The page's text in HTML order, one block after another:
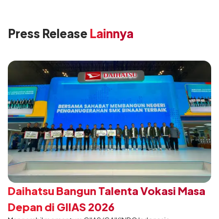
Press Release Lainnya
Daihatsu Bangun Talenta Vokasi Masa
Depan di GIIAS 2026